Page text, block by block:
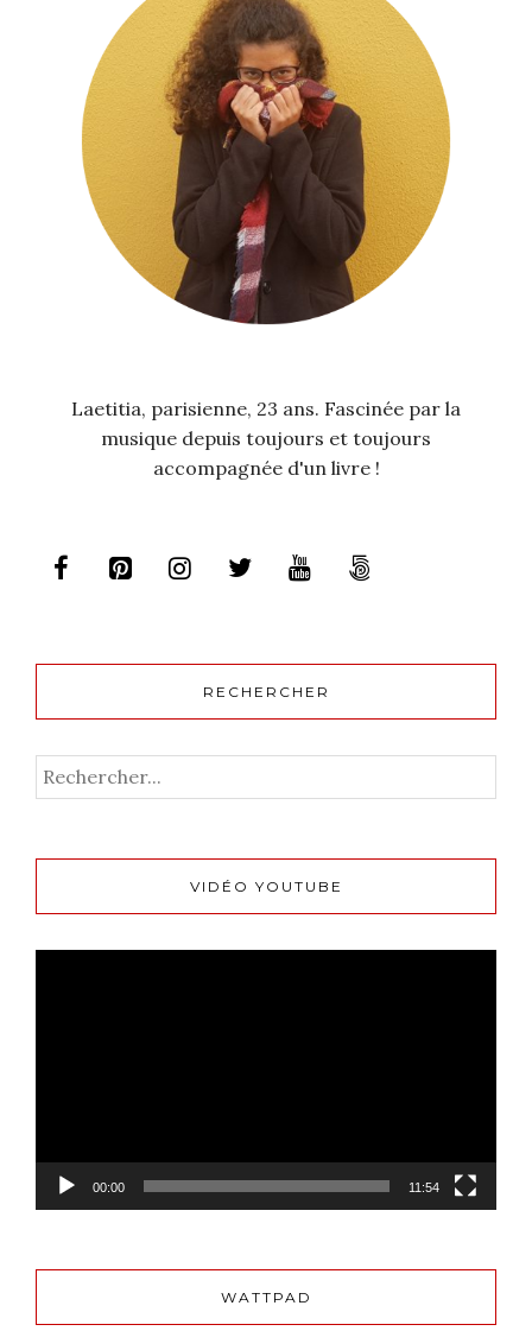
Laetitia, parisienne, 23 ans. Fascinée par la
musique depuis toujours et toujours
accompagnée d'un livre !
RECHERCHER
VIDÉO YOUTUBE
00:00 11:54
WATTPAD